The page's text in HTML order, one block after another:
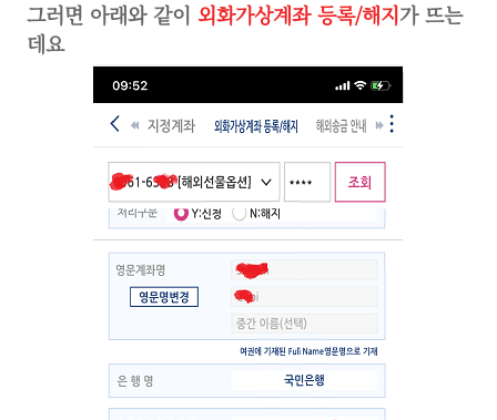
그러면 아래와 같이 외화가상계좌 등록/해지가 뜨는
데요